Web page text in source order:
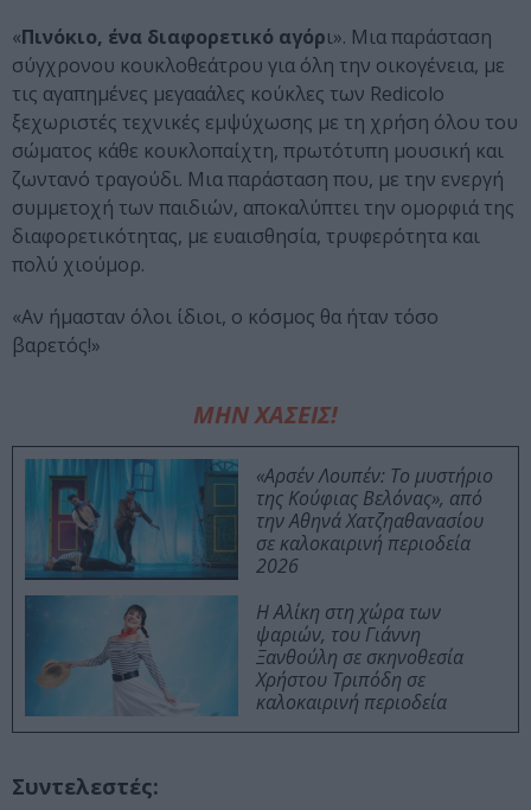
«Πινόκιο, ένα διαφορετικό αγόρι». Μια παράσταση
σύγχρονου κουκλοθεάτρου για όλη την οικογένεια, με
τις αγαπημένες μεγααάλες κούκλες των Redicolo
ξεχωριστές τεχνικές εμψύχωσης με τη χρήση όλου του
σώματος κάθε κουκλοπαίχτη, πρωτότυπη μουσική και
ζωντανό τραγούδι. Μια παράσταση που, με την ενεργή
συμμετοχή των παιδιών, αποκαλύπτει την ομορφιά της
διαφορετικότητας, με ευαισθησία, τρυφερότητα και
πολύ χιούμορ.
«Αν ήμασταν όλοι ίδιοι, ο κόσμος θα ήταν τόσο
βαρετός!»
ΜΗΝ ΧΑΣΕΙΣ!
«Αρσέν Λουπέν: Το μυστήριο
της Κούφιας Βελόνας», από
την Αθηνά Χατζηαθανασίου
σε καλοκαιρινή περιοδεία
2026
Η Αλίκη στη χώρα των
ψαριών, του Γιάννη
Ξανθούλη σε σκηνοθεσία
Χρήστου Τριπόδη σε
καλοκαιρινή περιοδεία
Συντελεστές: